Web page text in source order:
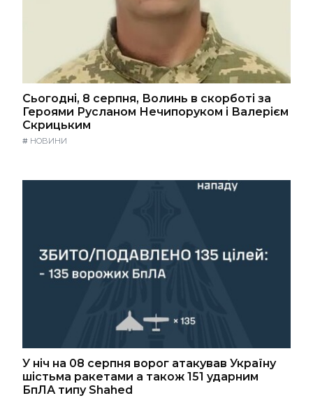
Сьогодні, 8 серпня, Волинь в скорботі за
Героями Русланом Нечипоруком і Валерієм
Скрицьким
# НОВИНИ
У ніч на 08 серпня ворог атакував Україну
шістьма ракетами а також 151 ударним
БпЛА типу Shahed